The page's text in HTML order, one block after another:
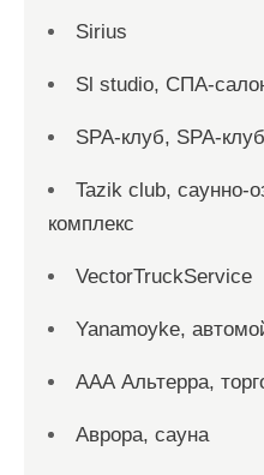
Sirius
Sl studio, СПА-
SPA-клуб, SPA-клуб
Tazik club, саунно-
комплекс
VectorTruckService
Yanamoyke,
ААА Альтерра,
Аврора, сауна